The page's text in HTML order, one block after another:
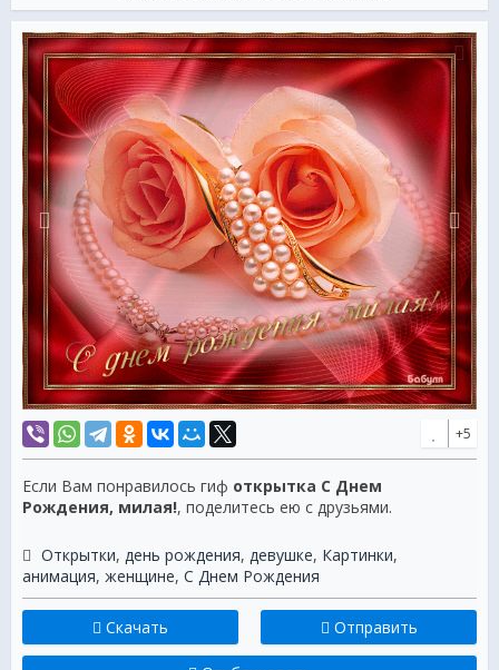
+5
Если Вам понравилось гиф открытка С Днем
Рождения, милая!, поделитесь ею с друзьями.
Открытки, день рождения, девушке, Картинки,
анимация, женщине, С Днем Рождения
Скачать Отправить